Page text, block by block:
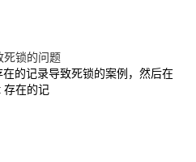
死锁的问题
的记录导致死锁的案例，然后在
存在的记